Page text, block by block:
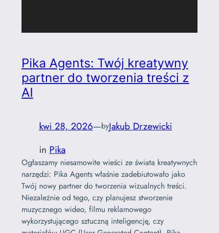
Pika Agents: Twój kreatywny
partner do tworzenia treści z
AI
kwi 28, 2026—byJakub Drzewicki
in Pika
Ogłaszamy niesamowite wieści ze świata kreatywnych
narzędzi: Pika Agents właśnie zadebiutowało jako
Twój nowy partner do tworzenia wizualnych treści.
Niezależnie od tego, czy planujesz stworzenie
muzycznego wideo, filmu reklamowego
wykorzystującego sztuczną inteligencję, czy